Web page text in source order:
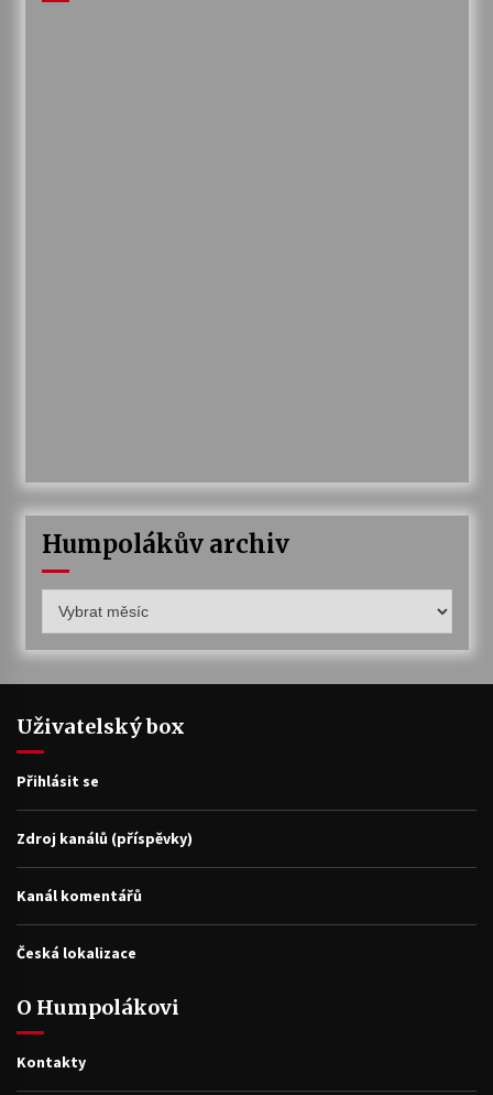
Humpolákův archiv
archiv
Uživatelský box
Přihlásit se
Zdroj kanálů (příspěvky)
Kanál komentářů
Česká lokalizace
O Humpolákovi
Kontakty